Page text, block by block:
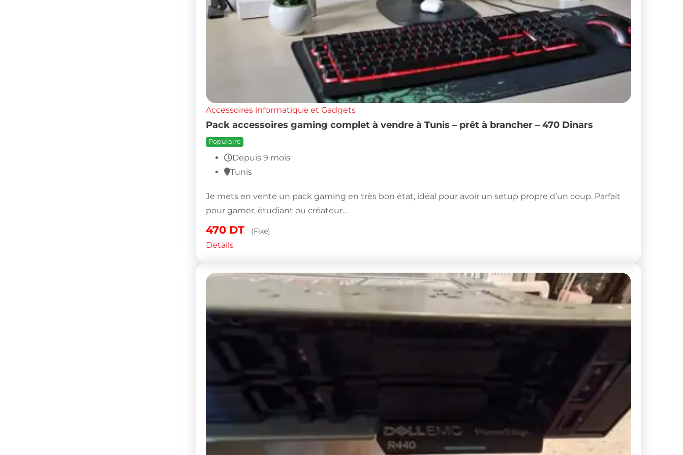
Accessoires informatique et Gadgets
Pack accessoires gaming complet à vendre à Tunis – prêt à brancher – 470 Dinars
Populaire
Depuis 9 mois
Tunis
Je mets en vente un pack gaming en très bon état, idéal pour avoir un setup propre d’un coup. Parfait
pour gamer, étudiant ou créateur…
470 DT (Fixe)
Details